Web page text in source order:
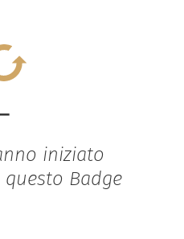
iniziato
Badge